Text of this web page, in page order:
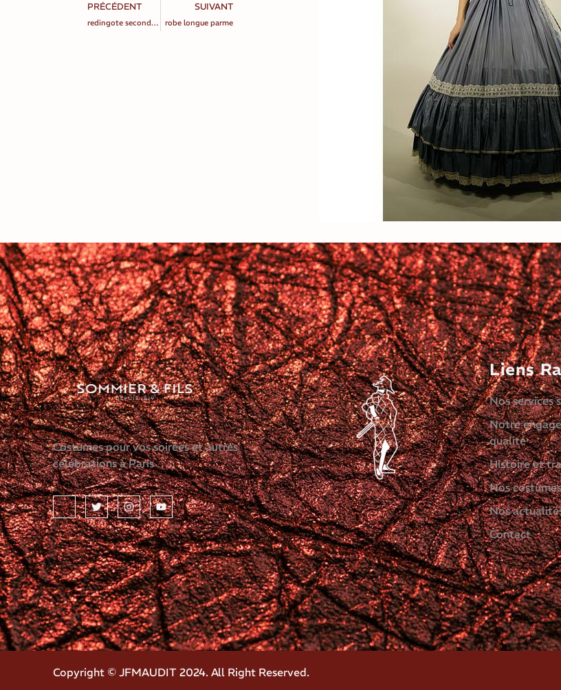
PRÉCÉDENT
redingote second empire bordeaux
SUIVANT
robe longue parme
Costumes pour vos soirées et autres
célébrations à Paris
Liens
Nos services
Notre
qualité
Histoire et
Nos costumes
Nos
Contact
Copyright © JFMAUDIT 2024. All Right Reserved.